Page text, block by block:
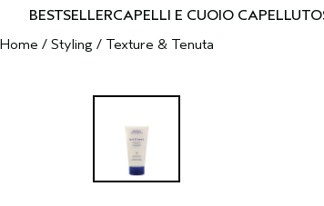
BESTSELLERCAPELLI E CUOIO CAPELLUTO
Home / Styling / Texture & Tenuta